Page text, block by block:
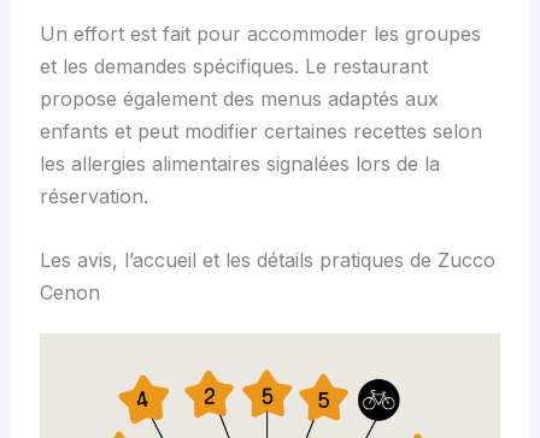
Un effort est fait pour accommoder les groupes
et les demandes spécifiques. Le restaurant
propose également des menus adaptés aux
enfants et peut modifier certaines recettes selon
les allergies alimentaires signalées lors de la
réservation.
Les avis, l’accueil et les détails pratiques de Zucco
Cenon